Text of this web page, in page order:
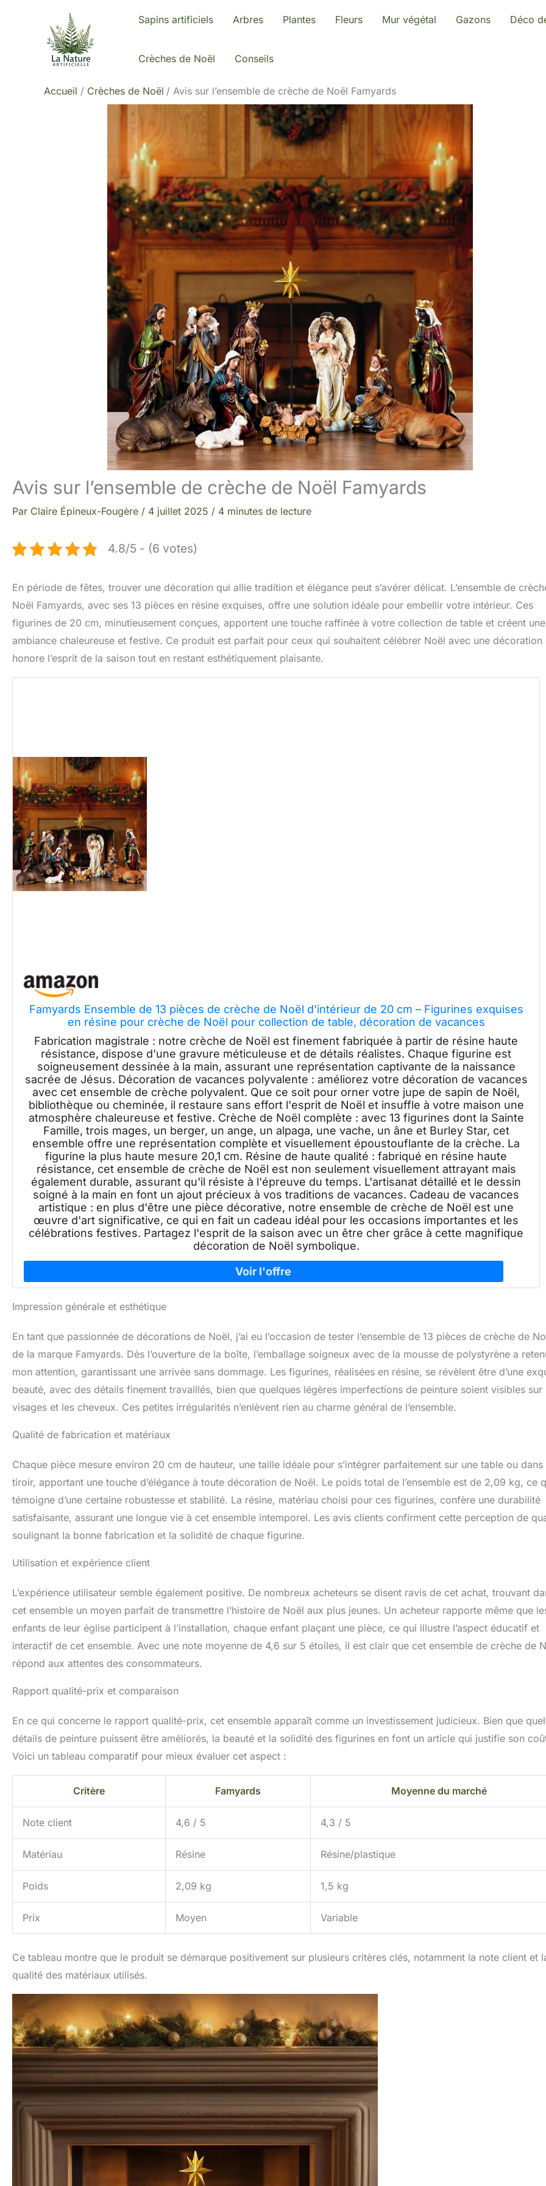
Sapins artificiels Arbres Plantes Fleurs Mur végétal Gazons Déco
Crèches de Noël Conseils
Accueil Crèches de Noël Avis sur l’ensemble de crèche de Noël Famyards
Avis sur l’ensemble de crèche de Noël Famyards
Par Claire Épineux-Fougère / 4 juillet 2025 / 4 minutes de lecture
4.8/5 - (6 votes)
En période de fêtes, trouver une décoration qui allie tradition et élégance peut s’avérer délicat. L’ensemble de
Noël Famyards, avec ses 13 pièces en résine exquises, offre une solution idéale pour embellir votre intérieur. Ces
figurines de 20 cm, minutieusement conçues, apportent une touche raffinée à votre collection de table et créent une
ambiance chaleureuse et festive. Ce produit est parfait pour ceux qui souhaitent célébrer Noël avec une décoration
honore l’esprit de la saison tout en restant esthétiquement plaisante.
Famyards Ensemble de 13 pièces de crèche de Noël d'intérieur de 20 cm – Figurines exquises
en résine pour crèche de Noël pour collection de table, décoration de vacances
Fabrication magistrale : notre crèche de Noël est finement fabriquée à partir de résine haute
résistance, dispose d'une gravure méticuleuse et de détails réalistes. Chaque figurine est
soigneusement dessinée à la main, assurant une représentation captivante de la naissance
sacrée de Jésus. Décoration de vacances polyvalente : améliorez votre décoration de vacances
avec cet ensemble de crèche polyvalent. Que ce soit pour orner votre jupe de sapin de Noël,
bibliothèque ou cheminée, il restaure sans effort l'esprit de Noël et insuffle à votre maison une
atmosphère chaleureuse et festive. Crèche de Noël complète : avec 13 figurines dont la Sainte
Famille, trois mages, un berger, un ange, un alpaga, une vache, un âne et Burley Star, cet
ensemble offre une représentation complète et visuellement époustouflante de la crèche. La
figurine la plus haute mesure 20,1 cm. Résine de haute qualité : fabriqué en résine haute
résistance, cet ensemble de crèche de Noël est non seulement visuellement attrayant mais
également durable, assurant qu'il résiste à l'épreuve du temps. L'artisanat détaillé et le dessin
soigné à la main en font un ajout précieux à vos traditions de vacances. Cadeau de vacances
artistique : en plus d'être une pièce décorative, notre ensemble de crèche de Noël est une
œuvre d'art significative, ce qui en fait un cadeau idéal pour les occasions importantes et les
célébrations festives. Partagez l'esprit de la saison avec un être cher grâce à cette magnifique
décoration de Noël symbolique.
Impression générale et esthétique
En tant que passionnée de décorations de Noël, j’ai eu l’occasion de tester l’ensemble de 13 pièces de crèche de
de la marque Famyards. Dès l’ouverture de la boîte, l’emballage soigneux avec de la mousse de polystyrène a
mon attention, garantissant une arrivée sans dommage. Les figurines, réalisées en résine, se révèlent être d’une
beauté, avec des détails finement travaillés, bien que quelques légères imperfections de peinture soient visibles sur
visages et les cheveux. Ces petites irrégularités n’enlèvent rien au charme général de l’ensemble.
Qualité de fabrication et matériaux
Chaque pièce mesure environ 20 cm de hauteur, une taille idéale pour s’intégrer parfaitement sur une table ou dans
tiroir, apportant une touche d’élégance à toute décoration de Noël. Le poids total de l’ensemble est de 2,09 kg, ce
témoigne d’une certaine robustesse et stabilité. La résine, matériau choisi pour ces figurines, confère une durabilité
satisfaisante, assurant une longue vie à cet ensemble intemporel. Les avis clients confirment cette perception de
soulignant la bonne fabrication et la solidité de chaque figurine.
Utilisation et expérience client
L’expérience utilisateur semble également positive. De nombreux acheteurs se disent ravis de cet achat, trouvant
cet ensemble un moyen parfait de transmettre l’histoire de Noël aux plus jeunes. Un acheteur rapporte même que
enfants de leur église participent à l’installation, chaque enfant plaçant une pièce, ce qui illustre l’aspect éducatif et
interactif de cet ensemble. Avec une note moyenne de 4,6 sur 5 étoiles, il est clair que cet ensemble de crèche de
répond aux attentes des consommateurs.
Rapport qualité-prix et comparaison
En ce qui concerne le rapport qualité-prix, cet ensemble apparaît comme un investissement judicieux. Bien que
détails de peinture puissent être améliorés, la beauté et la solidité des figurines en font un article qui justifie son
Voici un tableau comparatif pour mieux évaluer cet aspect :
Critère Famyards Moyenne du marché
Note client 4,6 / 5 4,3 / 5
Matériau Résine Résine/plastique
Poids 2,09 kg 1,5 kg
Prix Moyen Variable
Ce tableau montre que le produit se démarque positivement sur plusieurs critères clés, notamment la note client et
qualité des matériaux utilisés.